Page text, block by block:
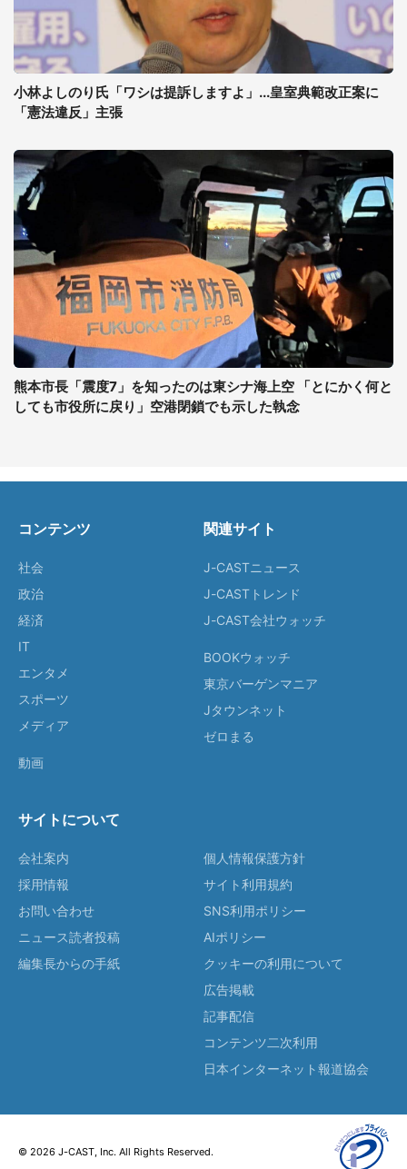
小林よしのり氏「ワシは提訴しますよ」...皇室典範改正案に
「憲法違反」主張
熊本市長「震度7」を知ったのは東シナ海上空 「とにかく何と
しても市役所に戻り」空港閉鎖でも示した執念
コンテンツ
社会
政治
経済
IT
エンタメ
スポーツ
メディア
動画
関連サイト
J-CASTニュース
J-CASTトレンド
J-CAST会社ウォッチ
BOOKウォッチ
東京バーゲンマニア
Jタウンネット
ゼロまる
サイトについて
会社案内
採用情報
お問い合わせ
ニュース読者投稿
編集長からの手紙
個人情報保護方針
サイト利用規約
SNS利用ポリシー
AIポリシー
クッキーの利用について
広告掲載
記事配信
コンテンツ二次利用
日本インターネット報道協会
© 2026 J-CAST, Inc. All Rights Reserved.